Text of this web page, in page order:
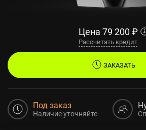
Цена 79 200 ₽
Рассчитать кредит
ЗАКАЗАТЬ
Под заказ
Наличие уточняйте